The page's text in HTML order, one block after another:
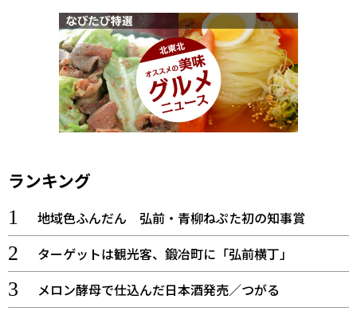
ランキング
地域色ふんだん 弘前・青柳ねぷた初の知事賞
ターゲットは観光客、鍛冶町に「弘前横丁」
メロン酵母で仕込んだ日本酒発売／つがる